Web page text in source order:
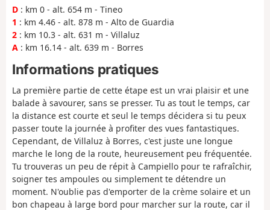
D : km 0 - alt. 654 m - Tineo
1 : km 4.46 - alt. 878 m - Alto de Guardia
2 : km 10.3 - alt. 631 m - Villaluz
A : km 16.14 - alt. 639 m - Borres
Informations pratiques
La première partie de cette étape est un vrai plaisir et une
balade à savourer, sans se presser. Tu as tout le temps, car
la distance est courte et seul le temps décidera si tu peux
passer toute la journée à profiter des vues fantastiques.
Cependant, de Villaluz à Borres, c'est juste une longue
marche le long de la route, heureusement peu fréquentée.
Tu trouveras un peu de répit à Campiello pour te rafraîchir,
soigner tes ampoules ou simplement te détendre un
moment. N'oublie pas d'emporter de la crème solaire et un
bon chapeau à large bord pour marcher sur la route, car il